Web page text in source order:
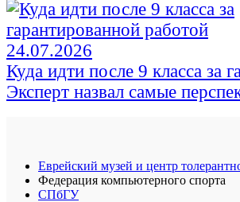
24.07.2026
Куда идти после 9 класса за
Эксперт назвал самые
Еврейский музей и центр
Федерация компьютерного спорта
СПбГУ